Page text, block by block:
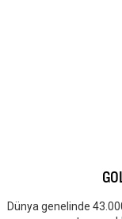
Dünya genelinde